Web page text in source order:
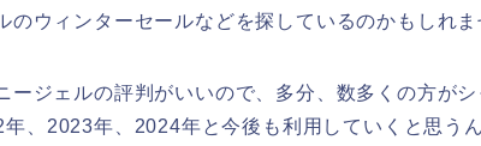
のウィンターセールなどを探しているのかもしれま
ージェルの評判がいいので、多分、数多くの方が
、2023年、2024年と今後も利用していくと思う